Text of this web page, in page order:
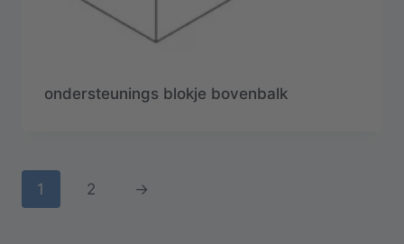
ondersteunings blokje bovenbalk
1 2 →